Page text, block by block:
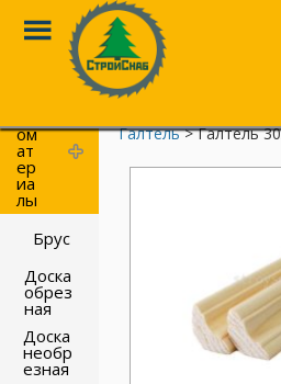
основному
контенту
Toggle
Menu
ом
ат
ер
иа
лы
Брус
Доска
обрез
ная
Доска
необр
езная
Галтель> Галтель